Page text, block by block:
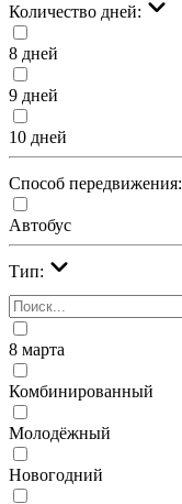
Количество дней:
8 дней
9 дней
10 дней
Cпособ передвижения:
Автобус
Тип:
8 марта
Комбинированный
Молодёжный
Новогодний